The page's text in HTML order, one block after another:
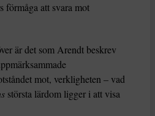
förmåga att svara mot
är det som Arendt beskrev
mot, verkligheten – vad
största lärdom ligger i att visa